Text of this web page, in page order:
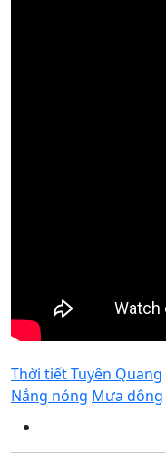
Thời tiết Tuyên Quang
Nắng nóng Mưa dông